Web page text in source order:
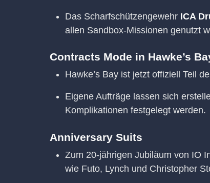
Das Scharfschützengewehr ICA
allen Sandbox-Missionen genutzt
Contracts Mode in Hawke’s
Hawke’s Bay ist jetzt offiziell Teil
Eigene Aufträge lassen sich
Komplikationen festgelegt werden.
Anniversary Suits
Zum 20-jährigen Jubiläum von IO
wie Futo, Lynch und Christopher